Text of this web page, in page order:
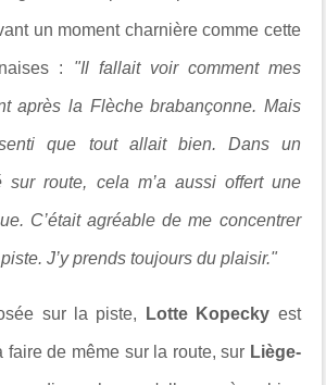
un moment charnière comme cette
: "Il fallait voir comment mes
après la Flèche brabançonne. Mais
senti que tout allait bien. Dans un
sur route, cela m’a aussi offert une
C’était agréable de me concentrer
J’y prends toujours du plaisir."
sur la piste, Lotte Kopecky est
faire de même sur la route, sur Liège-